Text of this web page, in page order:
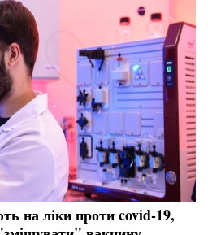
на ліки проти covid-19,